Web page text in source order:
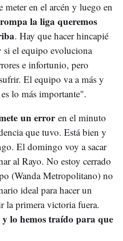
meter en el arcén y luego en
la liga queremos
. Hay que hacer hincapié
si el equipo evoluciona
e infortunio, pero
El equipo va a más y
lo más importante".
un error en el minuto
que tuvo. Está bien y
El domingo voy a sacar
al Rayo. No estoy cerrado
(Wanda Metropolitano) no
ideal para hacer un
la primera victoria fuera.
lo hemos traído para que